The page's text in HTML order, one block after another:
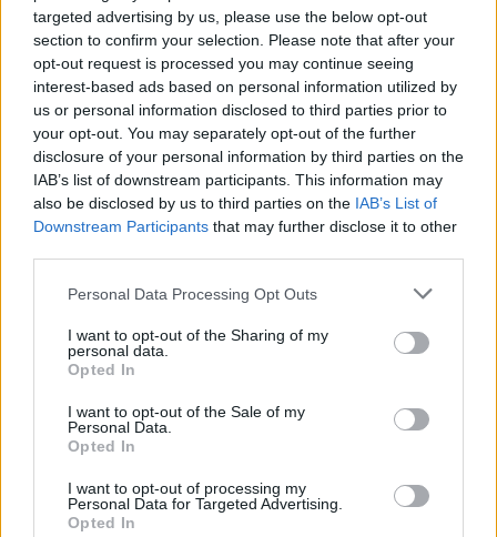
targeted advertising by us, please use the below opt-out
section to confirm your selection. Please note that after your
opt-out request is processed you may continue seeing
interest-based ads based on personal information utilized by
us or personal information disclosed to third parties prior to
your opt-out. You may separately opt-out of the further
disclosure of your personal information by third parties on the
IAB’s list of downstream participants. This information may
also be disclosed by us to third parties on the IAB’s List of
Downstream Participants that may further disclose it to other
Please note that this website/app uses one or more Google
not limited to your visit or usage behaviour. You may click to
grant or deny consent to Google and its third-party tags to
use your data for below specified purposes in below Google
consent section.
Personal Data Processing Opt Outs
I want to opt-out of the Sharing of my
personal data.
Opted In
I want to opt-out of the Sale of my
Personal Data.
Opted In
I want to opt-out of processing my
Personal Data for Targeted Advertising.
Opted In
Το «ντόνατ» της OpenAI: Όλα όσα ξέρουμε για την
πρώτη της συσκευή με υπογραφή Jony Ive
«Πανικός» στο πανηγύρι της Οβρυάς με Βελισσάρη